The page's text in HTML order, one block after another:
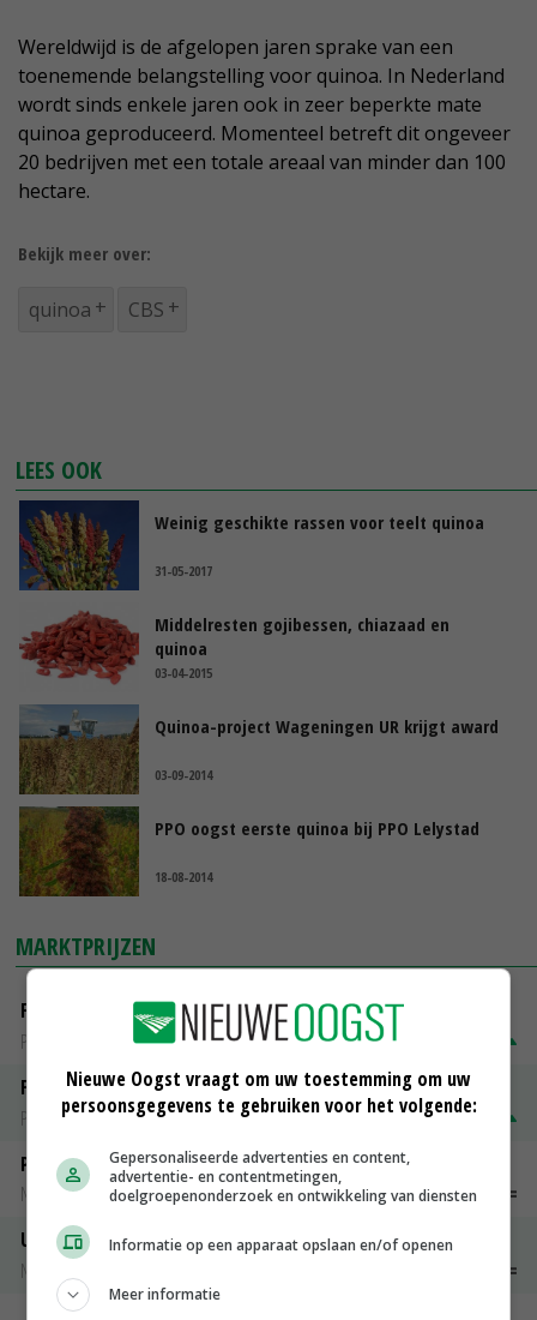
Wereldwijd is de afgelopen jaren sprake van een
toenemende belangstelling voor quinoa. In Nederland
wordt sinds enkele jaren ook in zeer beperkte mate
quinoa geproduceerd. Momenteel betreft dit ongeveer
20 bedrijven met een totale areaal van minder dan 100
hectare.
Bekijk meer over:
quinoa CBS
LEES OOK
Weinig geschikte rassen voor teelt quinoa
31-05-2017
Middelresten gojibessen, chiazaad en
quinoa
03-04-2015
Quinoa-project Wageningen UR krijgt award
03-09-2014
PPO oogst eerste quinoa bij PPO Lelystad
18-08-2014
MARKTPRIJZEN
Fontane
PotatoNL
€ 15,00
Fritesgeschikt NL Du Be
PotatoNL
€ 15,00~ € 23,00
Peen
Noteringen
€ 26,00~ € 33,00
Uien Middenmeer Geel 30-60% grof
Noteringen
Nieuwe Oogst vraagt om uw toestemming om uw
persoonsgegevens te gebruiken voor het volgende:
Gepersonaliseerde advertenties en content,
advertentie- en contentmetingen,
doelgroepenonderzoek en ontwikkeling van diensten
Informatie op een apparaat opslaan en/of openen
Meer informatie